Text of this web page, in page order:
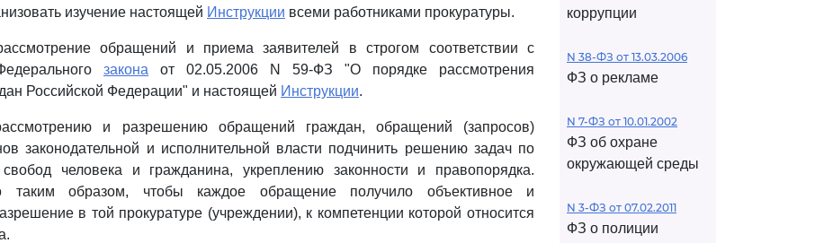
изучение настоящей Инструкции всеми работниками прокуратуры.
обращений и приема заявителей в строгом соответствии с
закона от 02.05.2006 N 59-ФЗ "О порядке рассмотрения
Российской Федерации" и настоящей Инструкции.
и разрешению обращений граждан, обращений (запросов)
законодательной и исполнительной власти подчинить решению задач по
человека и гражданина, укреплению законности и правопорядка.
таким образом, чтобы каждое обращение получило объективное и
в той прокуратуре (учреждении), к компетенции которой относится
коррупции
N 38-ФЗ от 13.03.2006
ФЗ о рекламе
N 7-ФЗ от 10.01.2002
ФЗ об охране
окружающей среды
N 3-ФЗ от 07.02.2011
ФЗ о полиции